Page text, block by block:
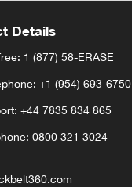
Details
1 (877) 58-ERASE
+1 (954) 693-6750
+44 7835 834 865⁩⁩
0800 321 3024